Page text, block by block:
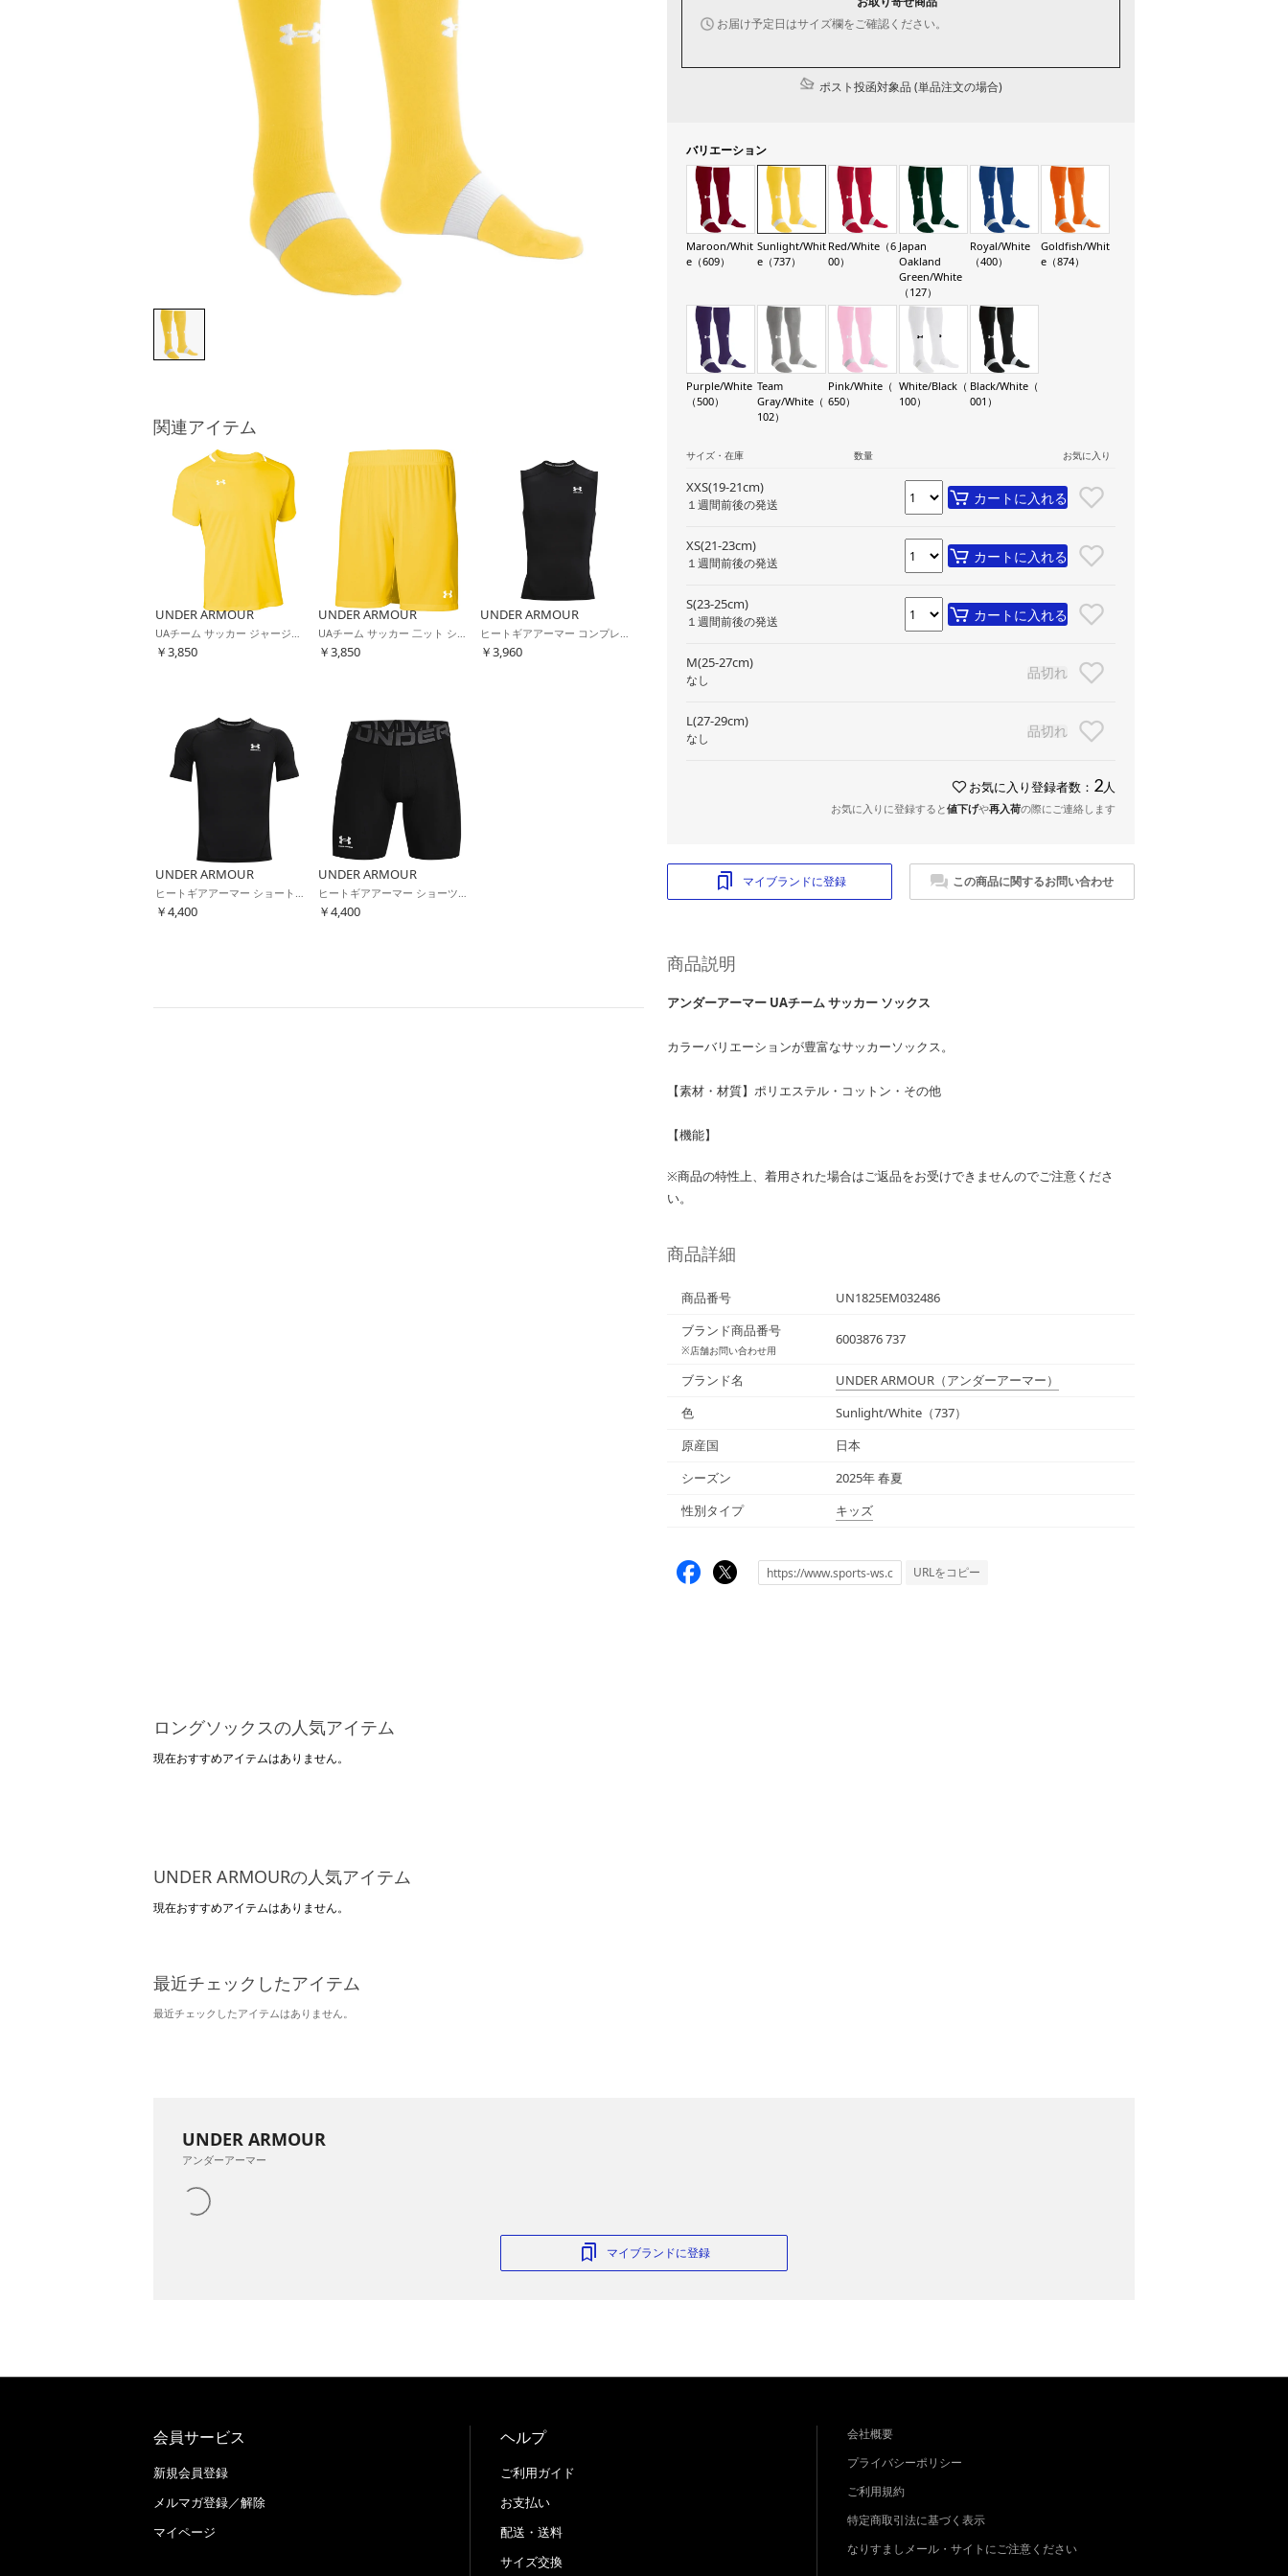
関連アイテム
UNDER ARMOUR
￥3,850
UNDER ARMOUR
￥3,850
UNDER ARMOUR
￥3,960
UNDER ARMOUR
￥4,400
UNDER ARMOUR
￥4,400
お届け予定日はサイズ欄をご確認ください。
ポスト投函対象品 (単品注文の場合)
バリエーション
Maroon/Whit
e（609）
Sunlight/Whit
e（737）
Red/White（6
00）
Japan
Oakland
Green/White
（127）
Royal/White
（400）
Goldfish/Whit
e（874）
Purple/White
（500）
Team
Gray/White（
102）
Pink/White（
650）
White/Black（
100）
Black/White（
001）
サイズ・在庫 数量 お気に入り
XXS(19-21cm)
１週間前後の発送 カートに入れる
XS(21-23cm)
１週間前後の発送 カートに入れる
S(23-25cm)
１週間前後の発送 カートに入れる
M(25-27cm)
なし 品切れ
L(27-29cm)
なし 品切れ
お気に入り登録者数： 2 人
お気に入りに登録すると値下げや再入荷の際にご連絡します
マイブランドに登録 この商品に関するお問い合わせ
商品説明
アンダーアーマー UAチーム サッカー ソックス
カラーバリエーションが豊富なサッカーソックス。
【素材・材質】ポリエステル・コットン・その他
【機能】
※商品の特性上、着用された場合はご返品をお受けできませんのでご注意くださ
い。
商品詳細
商品番号
UN1825EM032486
ブランド商品番号
※店舗お問い合わせ用
6003876 737
ブランド名 UNDER ARMOUR （アンダーアーマー）
色
Sunlight/White（737）
原産国
日本
シーズン
2025年 春夏
性別タイプ
キッズ
URLをコピー
ロングソックスの人気アイテム
現在おすすめアイテムはありません。
UNDER ARMOURの人気アイテム
現在おすすめアイテムはありません。
最近チェックしたアイテム
最近チェックしたアイテムはありません。
UNDER ARMOUR
アンダーアーマー
マイブランドに登録
会員サービス
新規会員登録
メルマガ登録／解除
マイページ
ヘルプ
ご利用ガイド
お支払い
配送・送料
サイズ交換
会社概要
プライバシーポリシー
ご利用規約
特定商取引法に基づく表示
なりすましメール・サイトにご注意ください